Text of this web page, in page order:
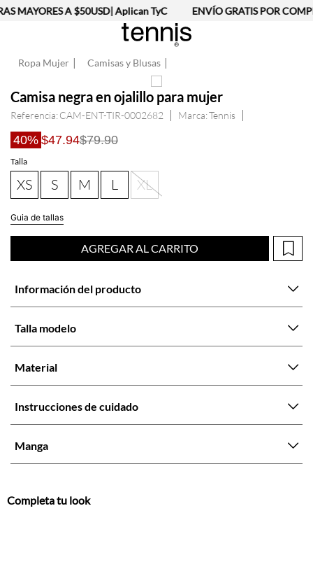
MAYORES A $50USD| Aplican TyC ENVÍO GRATIS POR
Ropa Mujer Camisas y Blusas
Camisa negra en ojalillo para mujer
Referencia: CAM-ENT-TIR-0002682 Tennis
40% $47.94$79.90
Talla
XS S M L XL
Guia de tallas
AGREGAR AL CARRITO
Información del producto
Talla modelo
Material
Instrucciones de cuidado
Manga
Completa tu look